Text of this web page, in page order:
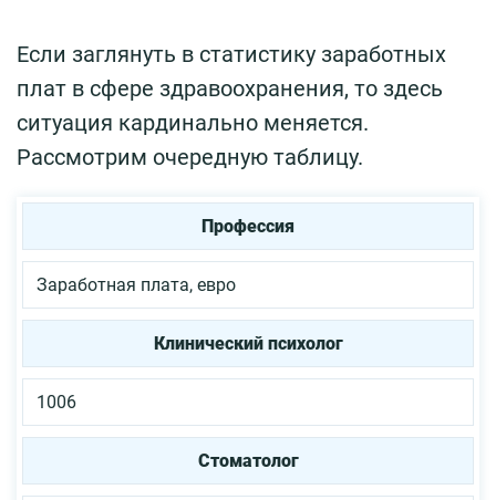
Если заглянуть в статистику заработных
плат в сфере здравоохранения, то здесь
ситуация кардинально меняется.
Рассмотрим очередную таблицу.
Профессия
Заработная плата, евро
Клинический психолог
1006
Стоматолог